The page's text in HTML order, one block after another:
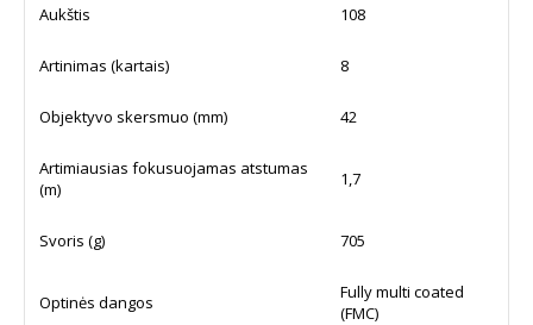
Aukštis 108
Artinimas (kartais) 8
Objektyvo skersmuo (mm) 42
Artimiausias fokusuojamas atstumas
(m)
1,7
Svoris (g) 705
Optinės dangos
Fully multi coated
(FMC)